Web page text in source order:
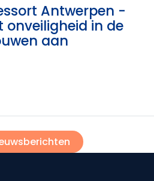
Antwerpen -
onveiligheid in de
aan